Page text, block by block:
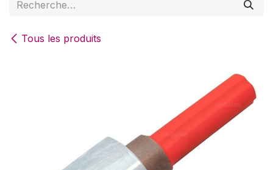
Tous les produits